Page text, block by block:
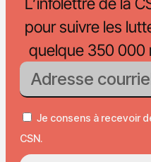
pour suivre les
quelque 350 000
Je consens à recevoir
CSN.